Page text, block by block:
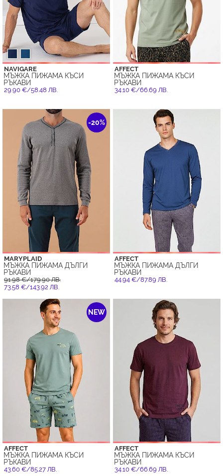
NAVIGARE
МЪЖКА ПИЖАМА КЪСИ
РЪКАВИ
29.90 €/58.48 ЛВ.
AFFECT
МЪЖКА ПИЖАМА КЪСИ
РЪКАВИ
34.10 €/66.69 ЛВ.
-20%
MARYPLAID
МЪЖКА ПИЖАМА ДЪЛГИ
РЪКАВИ
91.98 €/179.90 ЛВ.
73.58 €/143.92 ЛВ.
AFFECT
МЪЖКА ПИЖАМА ДЪЛГИ
РЪКАВИ
44.94 €/87.89 ЛВ.
NEW
AFFECT
МЪЖКА ПИЖАМА КЪСИ
РЪКАВИ
43.60 €/85.27 ЛВ.
AFFECT
МЪЖКА ПИЖАМА КЪСИ
РЪКАВИ
34.10 €/66.69 ЛВ.